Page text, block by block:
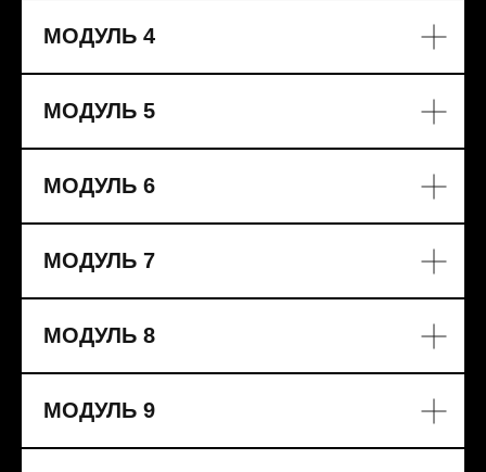
МОДУЛЬ 4
МОДУЛЬ 5
МОДУЛЬ 6
МОДУЛЬ 7
МОДУЛЬ 8
МОДУЛЬ 9